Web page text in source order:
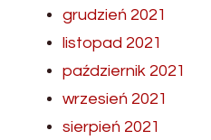
grudzień 2021
listopad 2021
październik 2021
wrzesień 2021
sierpień 2021